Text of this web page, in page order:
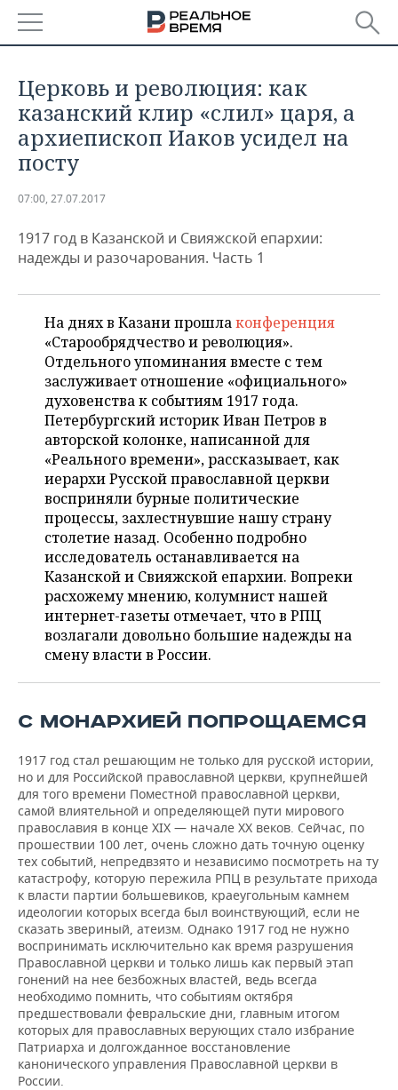
БАШКОРТОСТАН
ТАТАРСТАН
НОВОСТИ
АНАЛИТИКА
КОРОЛИ ГОСЗАКАЗА ПФО
КОМУ ПРИНАДЛЕЖАТ
ТОРГОВЫЕ ЦЕНТРЫ
ТАТАРСТАНА
ФИНАНСЫ
БЮДЖЕТ
ИНВЕСТИЦИИ
НОВОСТИ
АГРОПРОМ
МАШИНОСТРОЕНИЕ
НЕФТЕХИМИЯ
НЕФТЬ
ОПК
ЭНЕРГЕТИКА
НЕДВИЖИМОСТЬ
НОВОСТИ АВТО
БИЗНЕС
НОВОСТИ БИЗНЕСА
РОЗНИЧНАЯ ТОРГОВЛЯ
ТРАНСПОРТ
УСЛУГИ
ТЕХНОЛОГИИ
НОВОСТИ ТЕХНОЛОГИЙ
МЕДИА
ТЕЛЕКОММУНИКАЦИИ
МЕРОПРИЯТИЯ
НОВОСТИ МЕРОПРИЯТИЙ
ВЫЕЗДНАЯ РЕДАКЦИЯ
БИЗНЕС-БРАНЧИ
ONLINE-КОНФЕРЕНЦИИ
ОТКРЫТАЯ ЛЕКЦИЯ
СПОРТ
НОВОСТИ СПОРТА
ФУТБОЛ
ХОККЕЙ
БАСКЕТБОЛ
КИБЕРСПОРТ
ФИГУРНОЕ КАТАНИЕ
ВОДНЫЕ ВИДЫ СПОРТА
ХОККЕЙ С МЯЧОМ
ОБЩЕСТВО
НОВОСТИ ОБЩЕСТВА
ВЛАСТЬ
ИНФРАСТРУКТУРА
КУЛЬТУРА
МЕДИЦИНА
ОБРАЗОВАНИЕ
ПРОИСШЕСТВИЯ
ФОТОГАЛЕРЕЯ
СЮЖЕТЫ
СПРАВОЧНИК
СПИСОК КОМПАНИЙ
Церковь и революция: как
казанский клир «слил» царя, а
архиепископ Иаков усидел на
посту
07:00, 27.07.2017
1917 год в Казанской и Свияжской епархии:
надежды и разочарования. Часть 1
На днях в Казани прошлаконференция
«Старообрядчество и революция».
Отдельного упоминания вместе с тем
заслуживает отношение «официального»
духовенства к событиям 1917 года.
Петербургский историк Иван Петров в
авторской колонке, написанной для
«Реального времени», рассказывает, как
иерархи Русской православной церкви
восприняли бурные политические
процессы, захлестнувшие нашу страну
столетие назад. Особенно подробно
исследователь останавливается на
Казанской и Свияжской епархии. Вопреки
расхожему мнению, колумнист нашей
интернет-газеты отмечает, что в РПЦ
возлагали довольно большие надежды на
смену власти в России.
С МОНАРХИЕЙ ПОПРОЩАЕМСЯ
1917 год стал решающим не только для русской истории,
но и для Российской православной церкви, крупнейшей
для того времени Поместной православной церкви,
самой влиятельной и определяющей пути мирового
православия в конце XIX — начале XX веков. Сейчас, по
прошествии 100 лет, очень сложно дать точную оценку
тех событий, непредвзято и независимо посмотреть на ту
катастрофу, которую пережила РПЦ в результате прихода
к власти партии большевиков, краеугольным камнем
идеологии которых всегда был воинствующий, если не
сказать звериный, атеизм. Однако 1917 год не нужно
воспринимать исключительно как время разрушения
Православной церкви и только лишь как первый этап
гонений на нее безбожных властей, ведь всегда
необходимо помнить, что событиям октября
предшествовали февральские дни, главным итогом
которых для православных верующих стало избрание
Патриарха и долгожданное восстановление
канонического управления Православной церкви в
России.